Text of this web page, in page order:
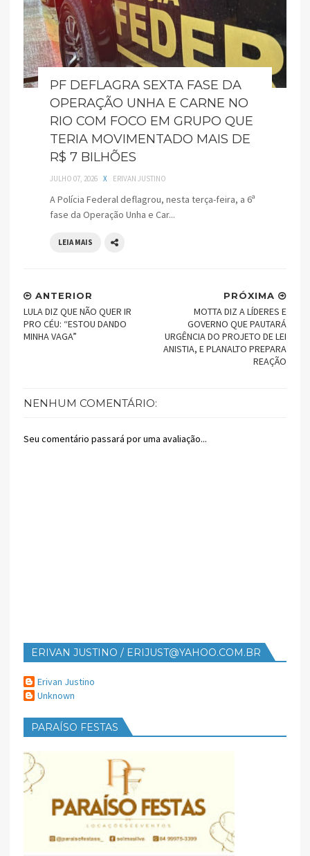
PF DEFLAGRA SEXTA FASE DA
OPERAÇÃO UNHA E CARNE NO
RIO COM FOCO EM GRUPO QUE
TERIA MOVIMENTADO MAIS DE
R$ 7 BILHÕES
JULHO 07, 2026 X ERIVAN JUSTINO
A Polícia Federal deflagrou, nesta terça-feira, a 6ª
fase da Operação Unha e Car...
LEIA MAIS
PRÓXIMA
MOTTA DIZ A LÍDERES E
GOVERNO QUE PAUTARÁ
URGÊNCIA DO PROJETO DE LEI
ANISTIA, E PLANALTO PREPARA
REAÇÃO
ANTERIOR
LULA DIZ QUE NÃO QUER IR
PRO CÉU: “ESTOU DANDO
MINHA VAGA”
NENHUM COMENTÁRIO:
Seu comentário passará por uma avaliação...
ERIVAN JUSTINO / ERIJUST@YAHOO.COM.BR
Erivan Justino
Unknown
PARAÍSO FESTAS